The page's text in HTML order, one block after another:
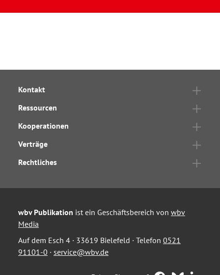
Kontakt
Ressourcen
Kooperationen
Verträge
Rechtliches
wbv Publikation ist ein Geschäftsbereich von wbv
Media
Auf dem Esch 4 · 33619 Bielefeld · Telefon 0521
91101-0 · service@wbv.de